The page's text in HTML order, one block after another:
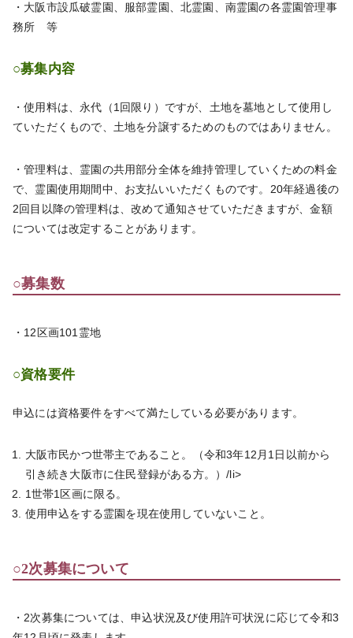
・大阪市設瓜破霊園、服部霊園、北霊園、南霊園の各霊園管理事
務所 等
○募集内容
・使用料は、永代（1回限り）ですが、土地を墓地として使用し
ていただくもので、土地を分譲するためのものではありません。
・管理料は、霊園の共用部分全体を維持管理していくための料金
で、霊園使用期間中、お支払いいただくものです。20年経過後の
2回目以降の管理料は、改めて通知させていただきますが、金額
については改定することがあります。
○募集数
・12区画101霊地
○資格要件
申込には資格要件をすべて満たしている必要があります。
大阪市民かつ世帯主であること。（令和3年12月1日以前から
引き続き大阪市に住民登録がある方。）/li>
1世帯1区画に限る。
使用申込をする霊園を現在使用していないこと。
○2次募集について
・2次募集については、申込状況及び使用許可状況に応じて令和3